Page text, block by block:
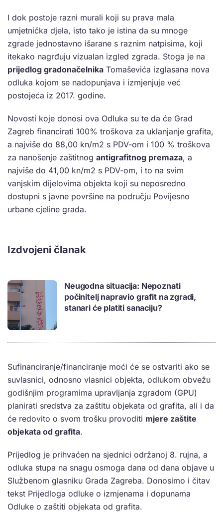
I dok postoje razni murali koji su prava mala
umjetnička djela, isto tako je istina da su mnoge
zgrade jednostavno išarane s raznim natpisima, koji
itekako nagrđuju vizualan izgled zgrada. Stoga je na
prijedlog gradonačelnika Tomaševića izglasana nova
odluka kojom se nadopunjava i izmjenjuje već
postojeća iz 2017. godine.
Novosti koje donosi ova Odluka su te da će Grad
Zagreb financirati 100% troškova za uklanjanje grafita,
a najviše do 88,00 kn/m2 s PDV-om i 100 % troškova
za nanošenje zaštitnog antigrafitnog premaza, a
najviše do 41,00 kn/m2 s PDV-om, i to na svim
vanjskim dijelovima objekta koji su neposredno
dostupni s javne površine na području Povijesno
urbane cjeline grada.
Izdvojeni članak
Neugodna situacija: Nepoznati
počinitelj napravio grafit na zgradi,
stanari će platiti sanaciju?
Sufinanciranje/financiranje moći će se ostvariti ako se
suvlasnici, odnosno vlasnici objekta, odlukom obvežu
godišnjim programima upravljanja zgradom (GPU)
planirati sredstva za zaštitu objekata od grafita, ali i da
će redovito o svom trošku provoditi mjere zaštite
objekata od grafita.
Prijedlog je prihvaćen na sjednici održanoj 8. rujna, a
odluka stupa na snagu osmoga dana od dana objave u
Službenom glasniku Grada Zagreba. Donosimo i čitav
tekst Prijedloga odluke o izmjenama i dopunama
Odluke o zaštiti objekata od grafita.